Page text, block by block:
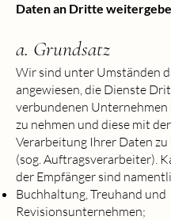
Daten an Dritte
a. Grundsatz
Wir sind unter Umständen
angewiesen, die Dienste
verbundenen Unternehmen
zu nehmen und diese mit der
Verarbeitung Ihrer Daten
(sog. Auftragsverarbeiter).
der Empfänger sind
Buchhaltung, Treuhand und
Revisionsunternehmen;